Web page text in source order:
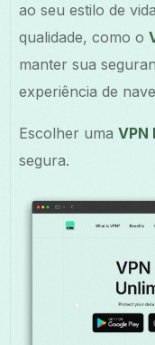
ao seu estilo de
qualidade, como o
manter sua
experiência de
Escolher umaVPN
segura.